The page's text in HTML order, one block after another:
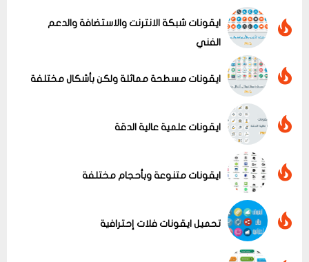
عرض الكل
ايقونات شبكة الانترنت والاستضافة والدعم
الفني
ايقونات مسطحة مماثلة ولكن بأشكال مختلفة
ايقونات علمية عالية الدقة
ايقونات متنوعة وبأحجام مختلفة
تحميل ايقونات فلات إحترافية